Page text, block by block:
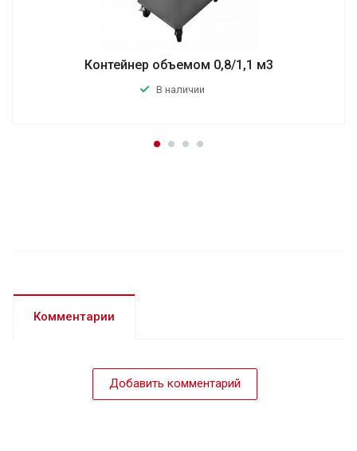
Контейнер объемом 0,8/1,1 м3
В наличии
Комментарии
Добавить комментарий